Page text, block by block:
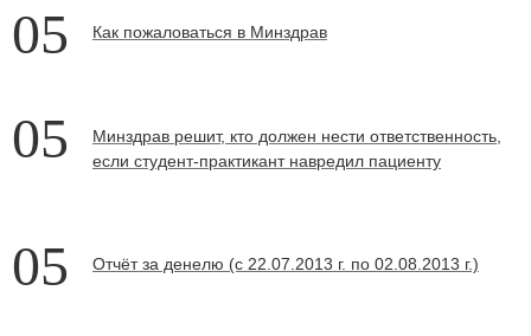
05 Как пожаловаться в Минздрав
05
Минздрав решит, кто должен нести ответственность,
если студент-практикант навредил пациенту
05 Отчёт за денелю (с 22.07.2013 г. по 02.08.2013 г.)